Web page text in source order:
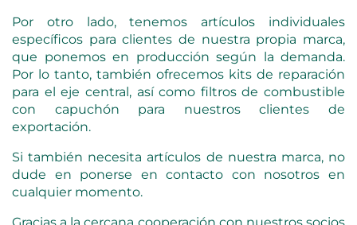
Por otro lado, tenemos artículos individuales
específicos para clientes de nuestra propia marca,
que ponemos en producción según la demanda.
Por lo tanto, también ofrecemos kits de reparación
para el eje central, así como filtros de combustible
con capuchón para nuestros clientes de
exportación.
Si también necesita artículos de nuestra marca, no
dude en ponerse en contacto con nosotros en
cualquier momento.